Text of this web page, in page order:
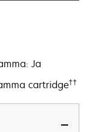
Ja
cartridge††